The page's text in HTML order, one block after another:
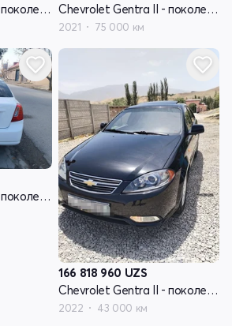
Chevrolet Gentra II - поколение
Chevrolet Gentra II - поколение
2021 75 000 км
Chevrolet Gentra II - поколение
166 818 960 UZS
Chevrolet Gentra II - поколение
2022 43 000 км